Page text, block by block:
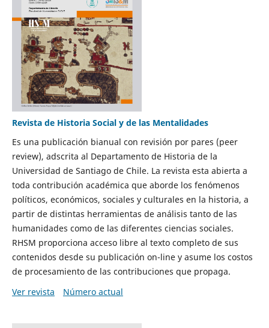
Revista de Historia Social y de las Mentalidades
Es una publicación bianual con revisión por pares (peer
review), adscrita al Departamento de Historia de la
Universidad de Santiago de Chile. La revista esta abierta a
toda contribución académica que aborde los fenómenos
políticos, económicos, sociales y culturales en la historia, a
partir de distintas herramientas de análisis tanto de las
humanidades como de las diferentes ciencias sociales.
RHSM proporciona acceso libre al texto completo de sus
contenidos desde su publicación on-line y asume los costos
de procesamiento de las contribuciones que propaga.
Ver revista
Número actual